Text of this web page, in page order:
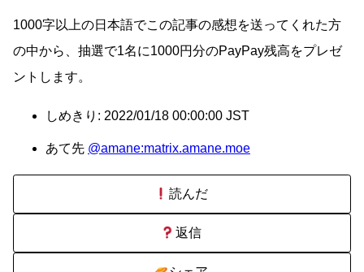
1000字以上の日本語でこの記事の感想を送ってくれた方
の中から、抽選で1名に1000円分のPayPay残高をプレゼ
ントします。
しめきり: 2022/01/18 00:00:00 JST
あて先 @amane:matrix.amane.moe
読んだ
返信